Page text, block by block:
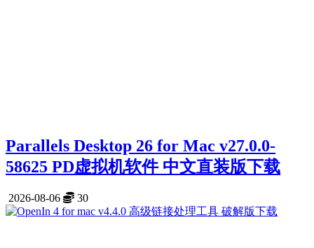
Parallels Desktop 26 for Mac v27.0.0-
58625 PD虚拟机软件 中文直装版下载
2026-08-06 30